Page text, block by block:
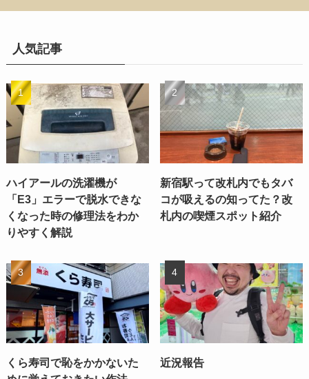
人気記事
ハイアールの洗濯機が
「E3」エラーで脱水できな
くなった時の修理法をわか
りやすく解説
新宿駅って改札内でもタバ
コが吸えるの知ってた？改
札内の喫煙スポット紹介
くら寿司で恥をかかないた
近況報告